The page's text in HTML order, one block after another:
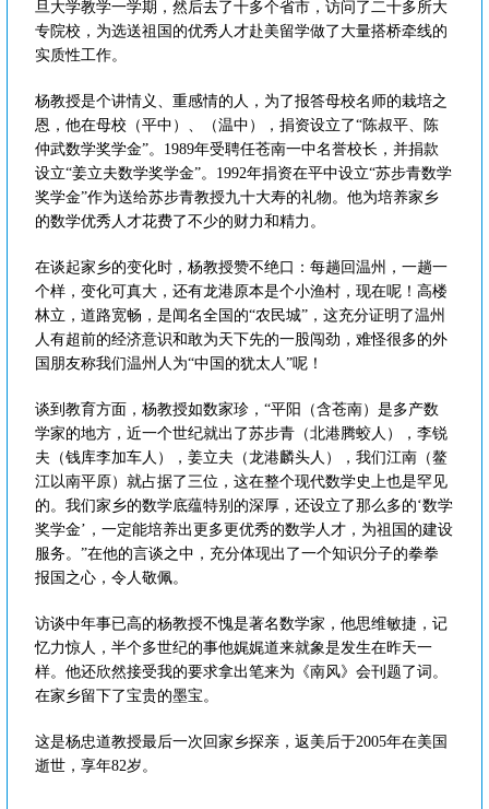
旦大学教学一学期，然后去了十多个省市，访问了二十多所大
专院校，为选送祖国的优秀人才赴美留学做了大量搭桥牵线的
实质性工作。
杨教授是个讲情义、重感情的人，为了报答母校名师的栽培之
恩，他在母校（平中）、（温中），捐资设立了“陈叔平、陈
仲武数学奖学金”。1989年受聘任苍南一中名誉校长，并捐款
设立“姜立夫数学奖学金”。1992年捐资在平中设立“苏步青数学
奖学金”作为送给苏步青教授九十大寿的礼物。他为培养家乡
的数学优秀人才花费了不少的财力和精力。
在谈起家乡的变化时，杨教授赞不绝口：每趟回温州，一趟一
个样，变化可真大，还有龙港原本是个小渔村，现在呢！高楼
林立，道路宽畅，是闻名全国的“农民城”，这充分证明了温州
人有超前的经济意识和敢为天下先的一股闯劲，难怪很多的外
国朋友称我们温州人为“中国的犹太人”呢！
谈到教育方面，杨教授如数家珍，“平阳（含苍南）是多产数
学家的地方，近一个世纪就出了苏步青（北港腾蛟人），李锐
夫（钱库李加车人），姜立夫（龙港麟头人），我们江南（鳌
江以南平原）就占据了三位，这在整个现代数学史上也是罕见
的。我们家乡的数学底蕴特别的深厚，还设立了那么多的‘数学
奖学金’，一定能培养出更多更优秀的数学人才，为祖国的建设
服务。”在他的言谈之中，充分体现出了一个知识分子的拳拳
报国之心，令人敬佩。
访谈中年事已高的杨教授不愧是著名数学家，他思维敏捷，记
忆力惊人，半个多世纪的事他娓娓道来就象是发生在昨天一
样。他还欣然接受我的要求拿出笔来为《南风》会刊题了词。
在家乡留下了宝贵的墨宝。
这是杨忠道教授最后一次回家乡探亲，返美后于2005年在美国
逝世，享年82岁。